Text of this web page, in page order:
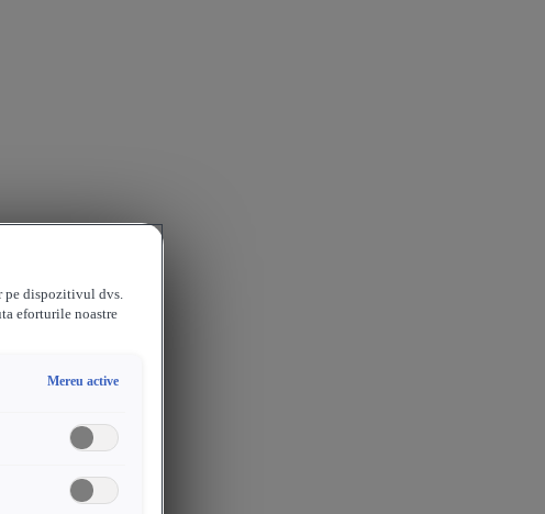
pe dispozitivul dvs.
eforturile noastre
Mereu active